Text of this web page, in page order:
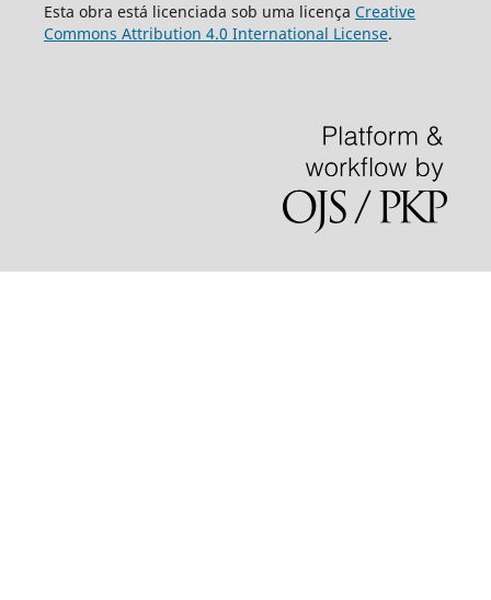
Esta obra está licenciada sob uma licença Creative
Commons Attribution 4.0 International License.